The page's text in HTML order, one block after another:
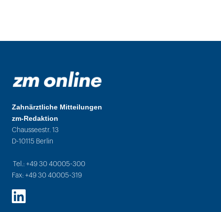
Zahnärztliche Mitteilungen
zm-Redaktion
Chausseestr. 13
D-10115 Berlin
Tel.: +49 30 40005-300
Fax: +49 30 40005-319
LinkedIn